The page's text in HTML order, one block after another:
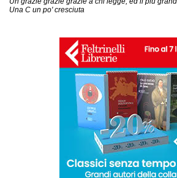
Una C un po' cresciuta